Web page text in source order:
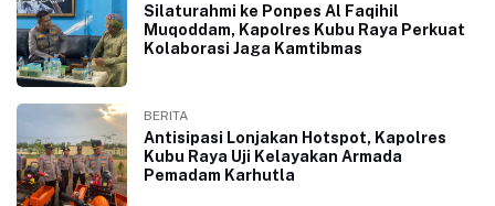
Silaturahmi ke Ponpes Al Faqihil
Muqoddam, Kapolres Kubu Raya Perkuat
Kolaborasi Jaga Kamtibmas
BERITA
Antisipasi Lonjakan Hotspot, Kapolres
Kubu Raya Uji Kelayakan Armada
Pemadam Karhutla